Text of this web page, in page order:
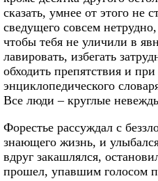
сказать, умнее от этого не
сведущего совсем
чтобы тебя не уличили в
лавировать, избегать
обходить препятствия и
энциклопедического
Все люди – круглые
Форестье рассуждал с
знающего жизнь, и
вдруг закашлялся,
прошел, упавшим голосом